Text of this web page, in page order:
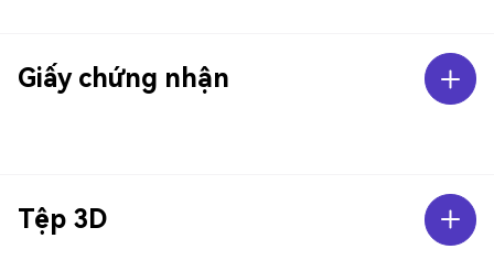
Giấy chứng nhận
Tệp 3D